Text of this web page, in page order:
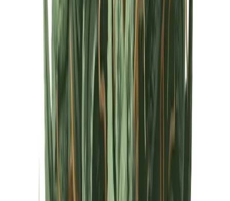
Cannabis Extrakte